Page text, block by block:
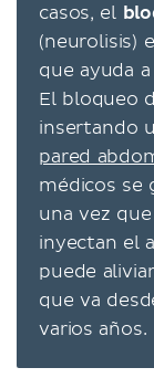
casos, el
(neurolisis)
que ayuda
El bloqueo
insertando
pared
médicos se
una vez
inyectan el
puede
que va
varios años.